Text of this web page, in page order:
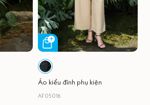
Áo kiểu đính phụ kiện
AF05016